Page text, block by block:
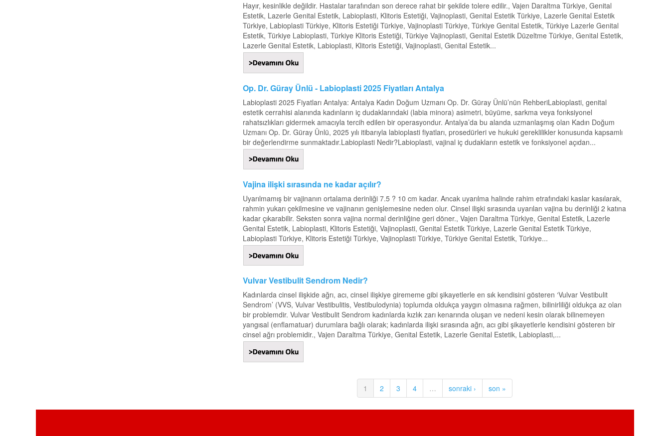
Hayır, kesinlikle değildir. Hastalar tarafından son derece rahat bir şekilde tolere edilir., Vajen Daraltma Türkiye, Genital
Estetik, Lazerle Genital Estetik, Labioplasti, Klitoris Estetiği, Vajinoplasti, Genital Estetik Türkiye, Lazerle Genital Estetik
Türkiye, Labioplasti Türkiye, Klitoris Estetiği Türkiye, Vajinoplasti Türkiye, Türkiye Genital Estetik, Türkiye Lazerle Genital
Estetik, Türkiye Labioplasti, Türkiye Klitoris Estetiği, Türkiye Vajinoplasti, Genital Estetik Düzeltme Türkiye, Genital Estetik,
Lazerle Genital Estetik, Labioplasti, Klitoris Estetiği, Vajinoplasti, Genital Estetik...
Op. Dr. Güray Ünlü - Labioplasti 2025 Fiyatları Antalya
Labioplasti 2025 Fiyatları Antalya: Antalya Kadın Doğum Uzmanı Op. Dr. Güray Ünlü’nün RehberiLabioplasti, genital
estetik cerrahisi alanında kadınların iç dudaklarındaki (labia minora) asimetri, büyüme, sarkma veya fonksiyonel
rahatsızlıkları gidermek amacıyla tercih edilen bir operasyondur. Antalya’da bu alanda uzmanlaşmış olan Kadın Doğum
Uzmanı Op. Dr. Güray Ünlü, 2025 yılı itibarıyla labioplasti fiyatları, prosedürleri ve hukuki gereklilikler konusunda kapsamlı
bir değerlendirme sunmaktadır.Labioplasti Nedir?Labioplasti, vajinal iç dudakların estetik ve fonksiyonel açıdan...
Vajina ilişki sırasında ne kadar açılır?
Uyarılmamış bir vajinanın ortalama derinliği 7.5 ? 10 cm kadar. Ancak uyarılma halinde rahim etrafındaki kaslar kasılarak,
rahmin yukarı çekilmesine ve vajinanın genişlemesine neden olur. Cinsel ilişki sırasında uyarılan vajina bu derinliği 2 katına
kadar çıkarabilir. Seksten sonra vajina normal derinliğine geri döner., Vajen Daraltma Türkiye, Genital Estetik, Lazerle
Genital Estetik, Labioplasti, Klitoris Estetiği, Vajinoplasti, Genital Estetik Türkiye, Lazerle Genital Estetik Türkiye,
Labioplasti Türkiye, Klitoris Estetiği Türkiye, Vajinoplasti Türkiye, Türkiye Genital Estetik, Türkiye...
Vulvar Vestibulit Sendrom Nedir?
Kadınlarda cinsel ilişkide ağrı, acı, cinsel ilişkiye girememe gibi şikayetlerle en sık kendisini gösteren ‘Vulvar Vestibulit
Sendrom’ (VVS, Vulvar Vestibulitis, Vestibulodynia) toplumda oldukça yaygın olmasına rağmen, bilinirliliği oldukça az olan
bir problemdir. Vulvar Vestibulit Sendrom kadınlarda kızlık zarı kenarında oluşan ve nedeni kesin olarak bilinemeyen
yangısal (enflamatuar) durumlara bağlı olarak; kadınlarda ilişki sırasında ağrı, acı gibi şikayetlerle kendisini gösteren bir
cinsel ağrı problemidir., Vajen Daraltma Türkiye, Genital Estetik, Lazerle Genital Estetik, Labioplasti,...
1 2 3 4 … sonraki › son »